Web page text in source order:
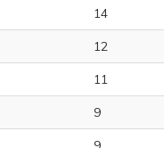
14
12
11
9